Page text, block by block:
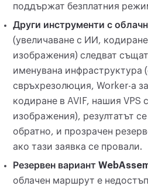
поддържат безплатния
Други инструменти с
(увеличаване с ИИ, кодиране
изображения) следват
именувана инфраструктура
свръхрезолюция, Worker-а
кодиране в AVIF, нашия VPS
изображения), резултатът
обратно, и прозрачен
ако тази заявка се провали.
Резервен вариант
облачен маршрут е